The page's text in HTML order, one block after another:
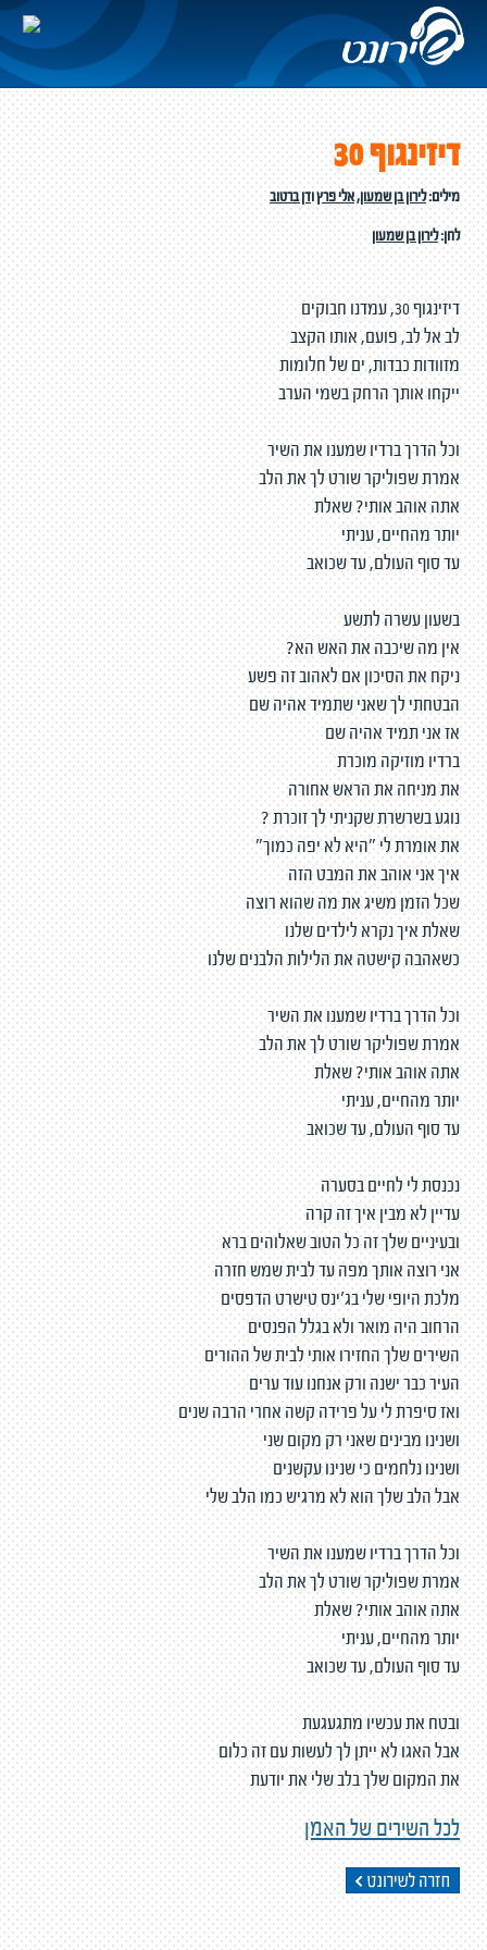
דיזינגוף 30
מילים:לירון בן שמעון,אלי פרץודן ברטוב
לחן:לירון בן שמעון
דיזינגוף 30, עמדנו חבוקים
לב אל לב, פועם, אותו הקצב
מזוודות כבדות, ים של חלומות
ייקחו אותך הרחק בשמי הערב
וכל הדרך ברדיו שמענו את השיר
אמרת שפוליקר שורט לך את הלב
אתה אוהב אותי? שאלת
יותר מהחיים, עניתי
עד סוף העולם, עד שכואב
בשעון עשרה לתשע
אין מה שיכבה את האש הא?
ניקח את הסיכון אם לאהוב זה פשע
הבטחתי לך שאני שתמיד אהיה שם
אז אני תמיד אהיה שם
ברדיו מוזיקה מוכרת
את מניחה את הראש אחורה
נוגע בשרשרת שקניתי לך זוכרת ?
את אומרת לי ״היא לא יפה כמוך״
איך אני אוהב את המבט הזה
שכל הזמן משיג את מה שהוא רוצה
שאלת איך נקרא לילדים שלנו
כשאהבה קישטה את הלילות הלבנים שלנו
וכל הדרך ברדיו שמענו את השיר
אמרת שפוליקר שורט לך את הלב
אתה אוהב אותי? שאלת
יותר מהחיים, עניתי
עד סוף העולם, עד שכואב
נכנסת לי לחיים בסערה
עדיין לא מבין איך זה קרה
ובעיניים שלך זה כל הטוב שאלוהים ברא
אני רוצה אותך מפה עד לבית שמש חזרה
מלכת היופי שלי בג׳ינס טישרט הדפסים
הרחוב היה מואר ולא בגלל הפנסים
השירים שלך החזירו אותי לבית של ההורים
העיר כבר ישנה ורק אנחנו עוד ערים
ואז סיפרת לי על פרידה קשה אחרי הרבה שנים
ושנינו מבינים שאני רק מקום שני
ושנינו נלחמים כי שנינו עקשנים
אבל הלב שלך הוא לא מרגיש כמו הלב שלי
וכל הדרך ברדיו שמענו את השיר
אמרת שפוליקר שורט לך את הלב
אתה אוהב אותי? שאלת
יותר מהחיים, עניתי
עד סוף העולם, עד שכואב
ובטח את עכשיו מתגעגעת
אבל האגו לא ייתן לך לעשות עם זה כלום
את המקום שלך בלב שלי את יודעת
לכל השירים של האמן